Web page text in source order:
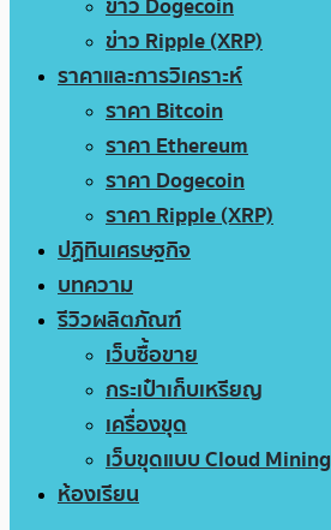
ข่าว Ripple (XRP)
ราคาและการวิเคราะห์
ราคา Bitcoin
ราคา Ethereum
ราคา Dogecoin
ราคา Ripple (XRP)
ปฏิทินเศรษฐกิจ
บทความ
รีวิวผลิตภัณฑ์
เว็บซื้อขาย
กระเป๋าเก็บเหรียญ
เครื่องขุด
เว็บขุดแบบ Cloud Mining
ห้องเรียน